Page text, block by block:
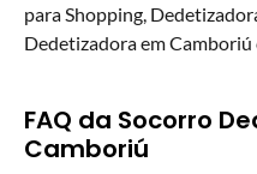
para Shopping,
Dedetizadora em
FAQ da Socorro
Camboriú